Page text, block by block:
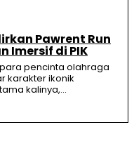
Pawrent Run
Imersif di PIK
pencinta olahraga
karakter ikonik
kalinya,...